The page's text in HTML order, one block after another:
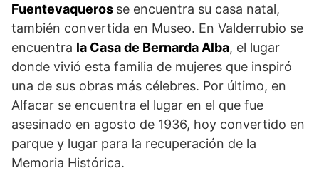
Fuentevaqueros se encuentra su casa natal,
también convertida en Museo. En Valderrubio se
encuentra la Casa de Bernarda Alba, el lugar
donde vivió esta familia de mujeres que inspiró
una de sus obras más célebres. Por último, en
Alfacar se encuentra el lugar en el que fue
asesinado en agosto de 1936, hoy convertido en
parque y lugar para la recuperación de la
Memoria Histórica.